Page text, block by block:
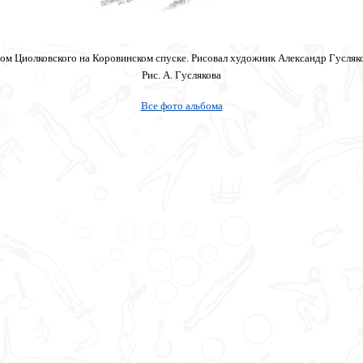
Циолковского на Коровинском спуске. Рисовал художник Александр
Рис. А. Гуслякова
Все фото альбома